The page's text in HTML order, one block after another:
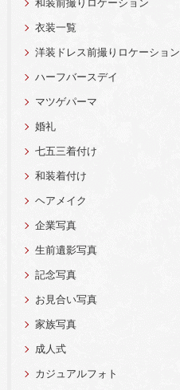
和装前撮りロケーション
衣装一覧
洋装ドレス前撮りロケーション
ハーフバースデイ
マツゲパーマ
婚礼
七五三着付け
和装着付け
ヘアメイク
企業写真
生前遺影写真
記念写真
お見合い写真
家族写真
成人式
カジュアルフォト